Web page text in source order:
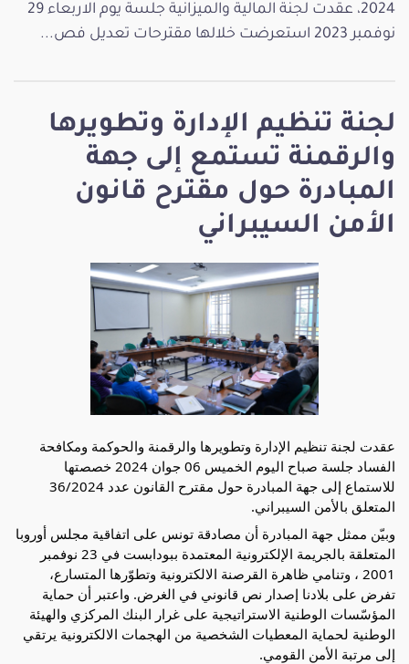
لجنة تنظيم الإدارة وتطويرها
والرقمنة تستمع إلى جهة
المبادرة حول مقترح قانون
الأمن السيبراني
عقدت لجنة تنظيم الإدارة وتطويرها والرقمنة والحوكمة ومكافحة
الفساد جلسة صباح اليوم الخميس 06 جوان 2024 خصصتها
للاستماع إلى جهة المبادرة حول مقترح القانون عدد 36/2024
المتعلق بالأمن السيبراني.
وبيّن ممثل جهة المبادرة أن مصادقة تونس على اتفاقية مجلس أوروبا
المتعلقة بالجريمة الإلكترونية المعتمدة ببودابست في 23 نوفمبر
2001 ، وتنامي ظاهرة القرصنة الالكترونية وتطوّرها المتسارع،
تفرض على بلادنا إصدار نص قانوني في الغرض. واعتبر أن حماية
المؤسّسات الوطنية الاستراتيجية على غرار البنك المركزي والهيئة
الوطنية لحماية المعطيات الشخصية من الهجمات الالكترونية يرتقي
إلى مرتبة الأمن القومي.
2024، عقدت لجنة المالية والميزانية جلسة يوم الاربعاء 29
نوفمبر 2023 استعرضت خلالها مقترحات تعديل فص...